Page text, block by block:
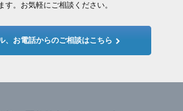
す。お気軽にご相談ください。
、お電話からのご相談はこちら